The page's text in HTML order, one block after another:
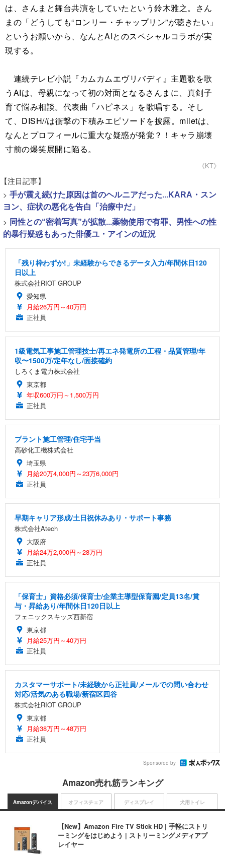
は、さんまと舞台共演をしていたという鈴木雅之。さん
まの「どうしても“ロンリー・チャップリン”が聴きたい」
というお願いから、なんとAIとのスペシャルコラボが実
現する。
連続テレビ小説『カムカムエヴリバディ』主題歌を歌
うAIは、母親になって初の対面となるさんまに、真剣子
育て悩み相談。代表曲「ハピネス」を歌唱する。そし
て、DISH//は衝撃の下積みエピソードを披露。miletは、
なんとプロフィールに重大な疑惑が発覚？！キャラ崩壊
寸前の爆笑展開に陥る。
《KT》
【注目記事】
> 手が震え続けた原因は首のヘルニアだった...KARA・スン
ヨン、症状の悪化を告白「治療中だ」
> 同性との“密着写真”が拡散...薬物使用で有罪、男性への性
的暴行疑惑もあった俳優ユ・アインの近況
「残り枠わずか!」未経験からできるデータ入力/年間休日120
日以上
株式会社RIOT GROUP
愛知県
月給26万円～40万円
正社員
1級電気工事施工管理技士/再エネ発電所の工程・品質管理/年
収〜1500万/定年なし/面接確約
しろくま電力株式会社
東京都
年収600万円～1,500万円
正社員
プラント施工管理/住宅手当
高砂化工機株式会社
埼玉県
月給20万4,000円～23万6,000円
正社員
早期キャリア形成/土日祝休みあり・サポート事務
株式会社Atech
大阪府
月給24万2,000円～28万円
正社員
「保育士」資格必須/保育士/企業主導型保育園/定員13名/賞
与・昇給あり/年間休日120日以上
フェニックスキッズ西新宿
東京都
月給25万円～40万円
正社員
カスタマーサポート/未経験から正社員/メールでの問い合わせ
対応/活気のある職場/新宿区四谷
株式会社RIOT GROUP
東京都
月給38万円～48万円
正社員
Sponsored by
Amazon売れ筋ランキング
Amazonデバイス
【New】Amazon Fire TV Stick HD | 手軽にストリ
ーミングをはじめよう | ストリーミングメディアプ
レイヤー
オフィスチェア ディスプレイ 犬用トイレ